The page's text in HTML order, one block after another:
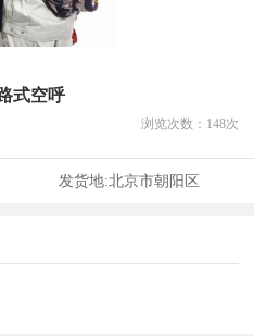
式空呼
浏览次数： 148次
发货地:北京市朝阳区